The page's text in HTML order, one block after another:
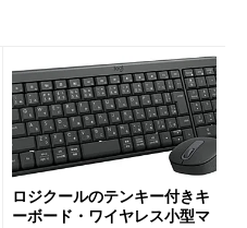
ロジクールのテンキー付きキ
ーボード・ワイヤレス小型マ